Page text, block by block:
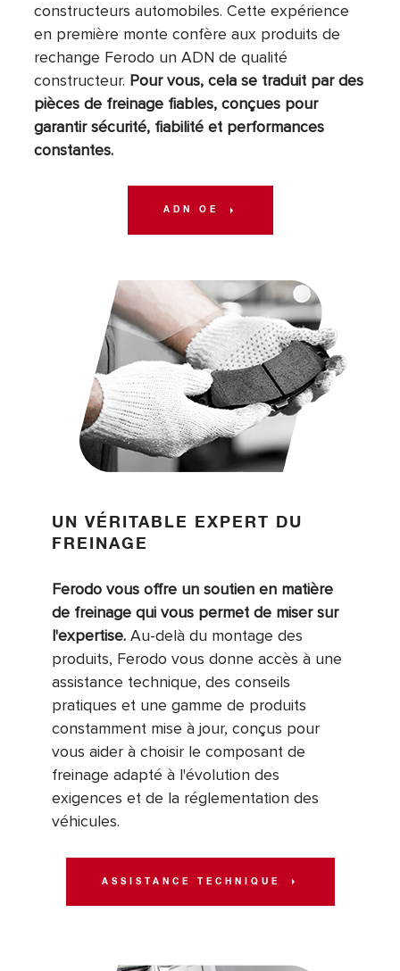
constructeurs automobiles. Cette expérience
en première monte confère aux produits de
rechange Ferodo un ADN de qualité
constructeur. Pour vous, cela se traduit par des
pièces de freinage fiables, conçues pour
garantir sécurité, fiabilité et performances
constantes.
ADN OE
UN VÉRITABLE EXPERT DU
FREINAGE
Ferodo vous offre un soutien en matière
de freinage qui vous permet de miser sur
l'expertise.Au-delà du montage des
produits, Ferodo vous donne accès à une
assistance technique, des conseils
pratiques et une gamme de produits
constamment mise à jour, conçus pour
vous aider à choisir le composant de
freinage adapté à l'évolution des
exigences et de la réglementation des
véhicules.
ASSISTANCE TECHNIQUE